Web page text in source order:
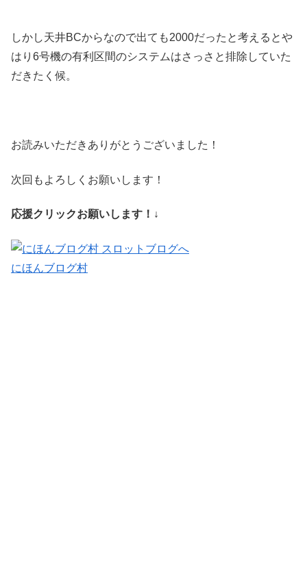
しかし天井BCからなので出ても2000だったと考えるとや
はり6号機の有利区間のシステムはさっさと排除していた
だきたく候。
お読みいただきありがとうございました！
次回もよろしくお願いします！
応援クリックお願いします！↓
にほんブログ村